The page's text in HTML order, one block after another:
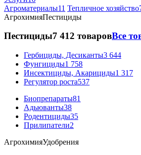
Агроматериалы11 Тепличное хозяйство
АгрохимияПестициды
Пестициды7 412 товаровВсе
Гербициды, Десиканты3 644
Фунгициды1 758
Инсектициды, Акарициды1 317
Регулятор роста537
Биопрепараты81
Адьюванты38
Родентициды35
Прилипатели2
АгрохимияУдобрения